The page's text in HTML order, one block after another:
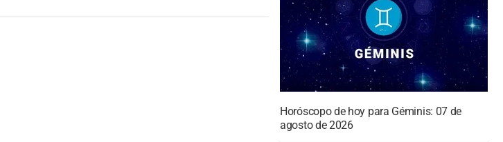
Horóscopo de hoy para Géminis: 07 de
agosto de 2026